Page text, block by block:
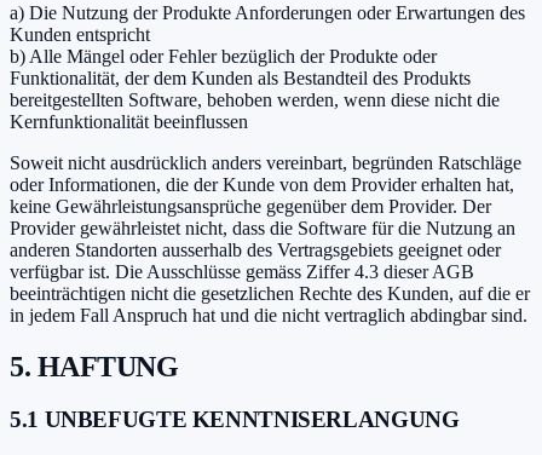
a) Die Nutzung der Produkte Anforderungen oder Erwartungen des
Kunden entspricht
b) Alle Mängel oder Fehler bezüglich der Produkte oder
Funktionalität, der dem Kunden als Bestandteil des Produkts
bereitgestellten Software, behoben werden, wenn diese nicht die
Kernfunktionalität beeinflussen
Soweit nicht ausdrücklich anders vereinbart, begründen Ratschläge
oder Informationen, die der Kunde von dem Provider erhalten hat,
keine Gewährleistungsansprüche gegenüber dem Provider. Der
Provider gewährleistet nicht, dass die Software für die Nutzung an
anderen Standorten ausserhalb des Vertragsgebiets geeignet oder
verfügbar ist. Die Ausschlüsse gemäss Ziffer 4.3 dieser AGB
beeinträchtigen nicht die gesetzlichen Rechte des Kunden, auf die er
in jedem Fall Anspruch hat und die nicht vertraglich abdingbar sind.
5. HAFTUNG
5.1 UNBEFUGTE KENNTNISERLANGUNG